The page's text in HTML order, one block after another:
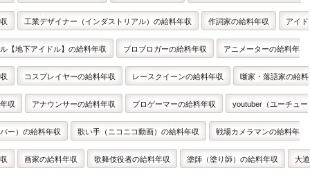
収 工業デザイナー（インダストリアル）の給料年収 作詞家の給料年収 アイド
ル【地下アイドル】の給料年収 プロブロガーの給料年収 アニメーターの給料年
収 コスプレイヤーの給料年収 レースクイーンの給料年収 噺家・落語家の給料
年収 アナウンサーの給料年収 プロゲーマーの給料年収 youtuber（ユーチュー
バー）の給料年収 歌い手（ニコニコ動画）の給料年収 戦場カメラマンの給料年
収 画家の給料年収 歌舞伎役者の給料年収 塗師（塗り師）の給料年収 大道